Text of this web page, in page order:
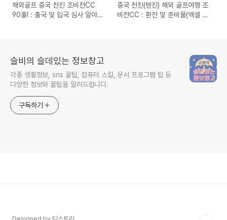
해외골프 중국 천진 조비전CC
90홀! : 출국 및 입국 심사 알아보
중국 천진(톈진) 해외 골프여행 조
비전CC : 환전 및 준비물(엑셀 파
슬비의 슬데있는 정보창고
각종 생활정보, sns 꿀팁, 컴퓨터 스킬, 문서 프로그램 팁 등
다양한 정보와 꿀팁을 알려드립니다.
구독하기